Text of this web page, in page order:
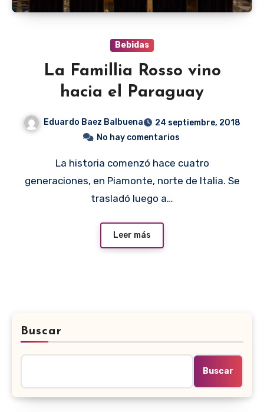
Bebidas
La Famillia Rosso vino
hacia el Paraguay
Eduardo Baez Balbuena
24 septiembre, 2018
No hay comentarios
La historia comenzó hace cuatro
generaciones, en Piamonte, norte de Italia. Se
trasladó luego a…
Leer más
Buscar
Buscar